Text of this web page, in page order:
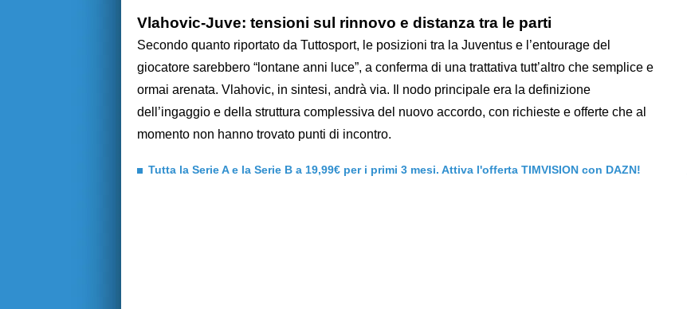
Vlahovic-Juve: tensioni sul rinnovo e distanza tra le parti
Secondo quanto riportato da Tuttosport, le posizioni tra la Juventus e l’entourage del
giocatore sarebbero “lontane anni luce”, a conferma di una trattativa tutt’altro che semplice e
ormai arenata. Vlahovic, in sintesi, andrà via. Il nodo principale era la definizione
dell’ingaggio e della struttura complessiva del nuovo accordo, con richieste e offerte che al
momento non hanno trovato punti di incontro.
Tutta la Serie A e la Serie B a 19,99€ per i primi 3 mesi. Attiva l'offerta TIMVISION con DAZN!